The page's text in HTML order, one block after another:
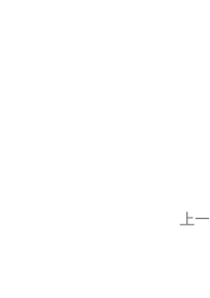
上